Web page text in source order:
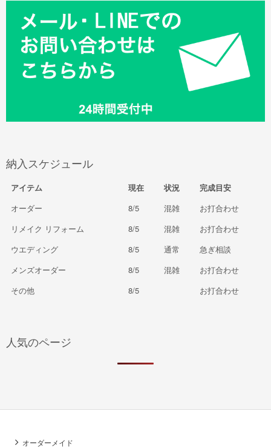
納入スケジュール
アイテム 現在 状況
完成目安
オーダー
8/5 混雑
お打合わせ
リメイク リフォーム
8/5 混雑
お打合わせ
ウエディング
8/5 通常
急ぎ相談
メンズオーダー
8/5 混雑
お打合わせ
その他
8/5 お打合わせ
人気のページ
オーダーメイド